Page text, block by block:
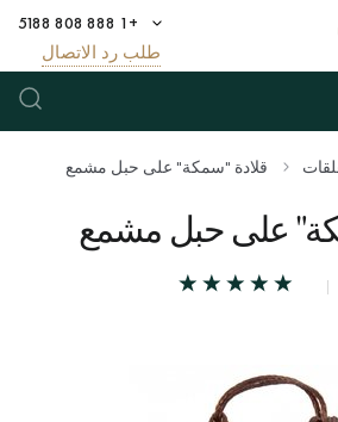
+1 888 808 5188
طلب رد الاتصال
قلادة "سمكة" على حبل مشمع
على حبل مشمع